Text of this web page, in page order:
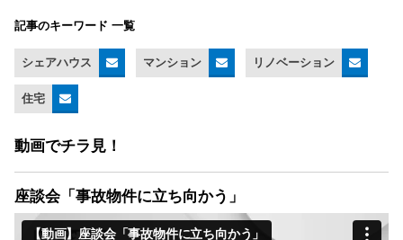
記事のキーワード 一覧
シェアハウス マンション リノベーション
住宅
動画でチラ見！
座談会「事故物件に立ち向かう」